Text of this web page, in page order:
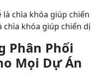
khóa giúp chiến
Phân Phối
Mọi Dự Án